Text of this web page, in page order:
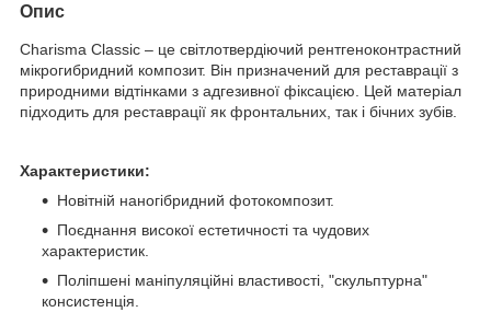
Опис
Charisma Classic – це світлотвердіючий рентгеноконтрастний
мікрогибридний композит. Він призначений для реставрації з
природними відтінками з адгезивної фіксацією. Цей матеріал
підходить для реставрації як фронтальних, так і бічних зубів.
Характеристики:
Новітній наногібридний фотокомпозит.
Поєднання високої естетичності та чудових
характеристик.
Поліпшені маніпуляційні властивості, "скульптурна"
консистенція.